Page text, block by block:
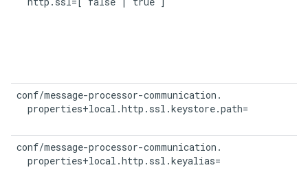
conf/message-processor-communication.
  properties+local.http.ssl.keystore.path=
conf/message-processor-communication.
  properties+local.http.ssl.keyalias=